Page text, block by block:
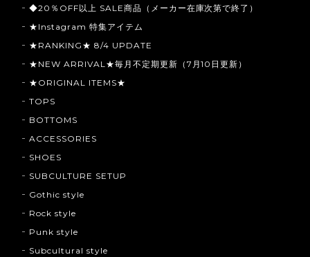
◆20％OFF以上 SALE商品（メーカー在庫次第で終了）
★Instagram 特集アイテム
★RANKING★ 8/4 UPDATE
★NEW ARRIVAL★毎月不定期更新（7月10日更新）
★ORIGINAL ITEMS★
TOPS
BOTTOMS
ACCESSORIES
SHOES
SUBCULTURE SETUP
Gothic style
Rock style
Punk style
Subcultural style